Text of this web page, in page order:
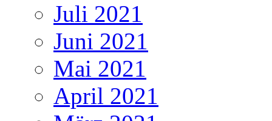
Juli 2021
Juni 2021
Mai 2021
April 2021